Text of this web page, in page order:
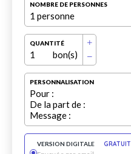
NOMBRE DE PERSONNES
1 personne
QUANTITÉ
1 bon(s)
PERSONNALISATION
Pour :
De la part de :
Message :
VERSION DIGITALE
GRATUIT